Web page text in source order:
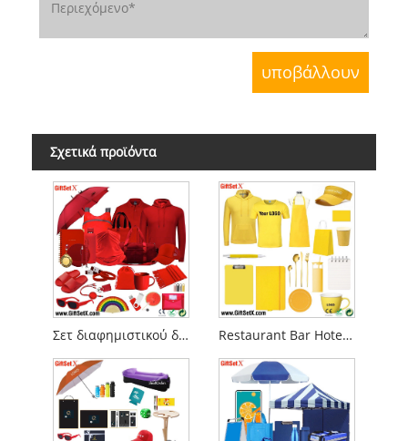
Σχετικά προϊόντα
Σετ διαφημιστικού δώρου Restaurant Bar Hotel Promotions Σετ δώρων